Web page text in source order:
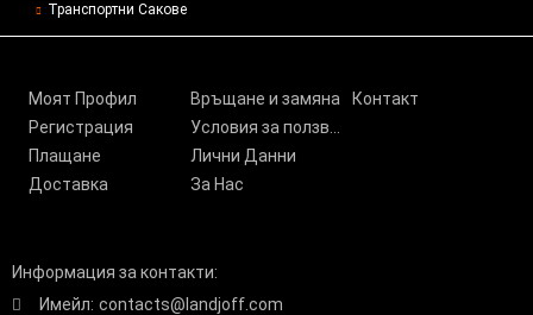
Транспортни Сакове
Моят Профил
Регистрация
Плащане
Доставка
Връщане и замяна
Условия за ползване
Лични Данни
За Нас
Контакт
Информация за контакти:
Имейл: contacts@landjoff.com